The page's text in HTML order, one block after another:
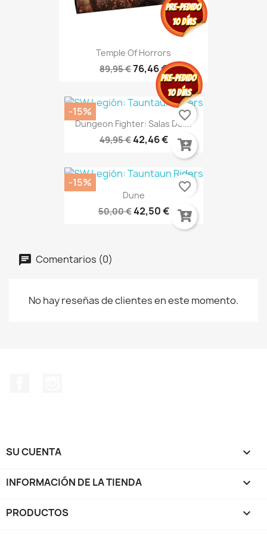
Temple Of Horrors
89,95 €76,46 €
Dungeon Fighter: Salas Del...
49,95 €42,46 €
-15% favorite_border
Dune
50,00 €42,50 €
-15% favorite_border
Comentarios (0)
No hay reseñas de clientes en este momento.
SU CUENTA 
INFORMACIÓN DE LA TIENDA keyboard_arrow_down
PRODUCTOS 